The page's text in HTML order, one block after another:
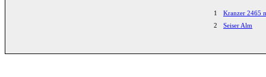
1
Kranzer 2465
2
Seiser Alm